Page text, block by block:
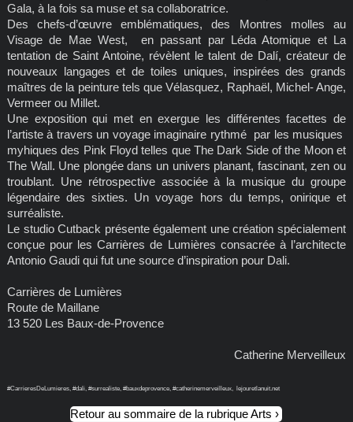
Gala, à la fois sa muse et sa collaboratrice.
Des chefs-d’œuvre emblématiques, des Montres molles au
Visage de Mae West, en passant par Léda Atomique et La
tentation de Saint Antoine, révèlent le talent de Dalí, créateur de
nouveaux langages et de toiles uniques, inspirées des grands
maîtres de la peinture tels que Vélasquez, Raphaël, Michel- Ange,
Vermeer ou Millet.
Une exposition qui met en exergue les différentes facettes de
l’artiste à travers un voyage imaginaire rythmé par les musiques
myhiques des Pink Floyd telles que The Dark Side of the Moon et
The Wall. Une plongée dans un univers planant, fascinant, zen ou
troublant. Une rétrospective associée à la musique du groupe
légendaire des sixties. Un voyage hors du temps, onirique et
surréaliste.
Le studio Cutback présente également une création spécialement
conçue pour les Carrières de Lumières consacrée à l’architecte
Antonio Gaudi qui fut une source d’inspiration pour Dali.
Carrières de Lumières
Route de Maillane
13 520 Les Baux-de-Provence
Catherine Merveilleux
#CarrieresDeLumieres, #dali, #surrealiste, #bauxdeprovence, #catherinemerveilleux, lejouretlanuit.net
Retour au sommaire de la rubrique Arts